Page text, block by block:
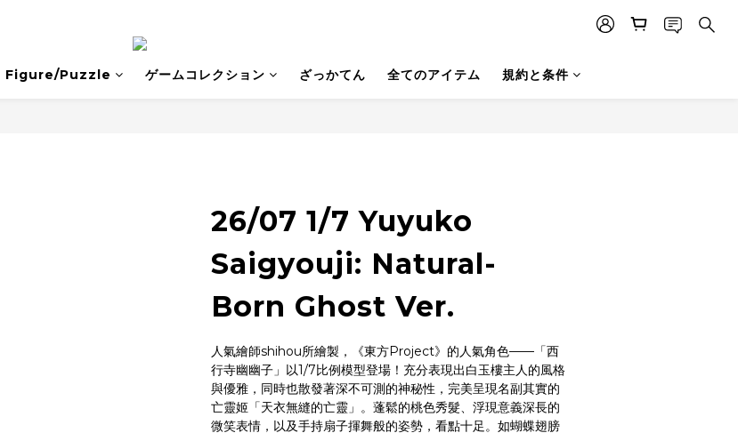
Figure/Puzzle ゲームコレクション ざっかてん 全てのアイテム 規約と条件
26/07 1/7 Yuyuko
Saigyouji: Natural-
Born Ghost Ver.
人氣繪師shihou所繪製，《東方Project》的人氣角色——「西
行寺幽幽子」以1/7比例模型登場！充分表現出白玉樓主人的風格
與優雅，同時也散發著深不可測的神秘性，完美呈現名副其實的
亡靈姬「天衣無縫的亡靈」。蓬鬆的桃色秀髮、浮現意義深長的
微笑表情，以及手持扇子揮舞般的姿勢，看點十足。如蝴蝶翅膀